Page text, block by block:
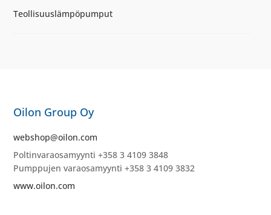
Teollisuuslämpöpumput
Oilon Group Oy
webshop@oilon.com
Poltinvaraosamyynti +358 3 4109 3848
Pumppujen varaosamyynti +358 3 4109 3832
www.oilon.com